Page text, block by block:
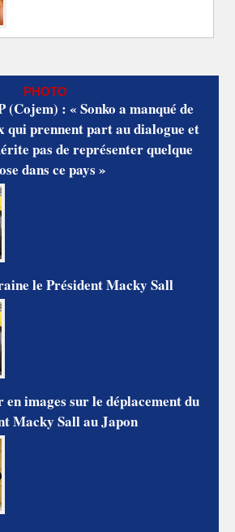
PHOTO
: « Sonko a manqué de
qui prennent part au dialogue et
pas de représenter quelque
dans ce pays »
le Président Macky Sall
images sur le déplacement du
Macky Sall au Japon